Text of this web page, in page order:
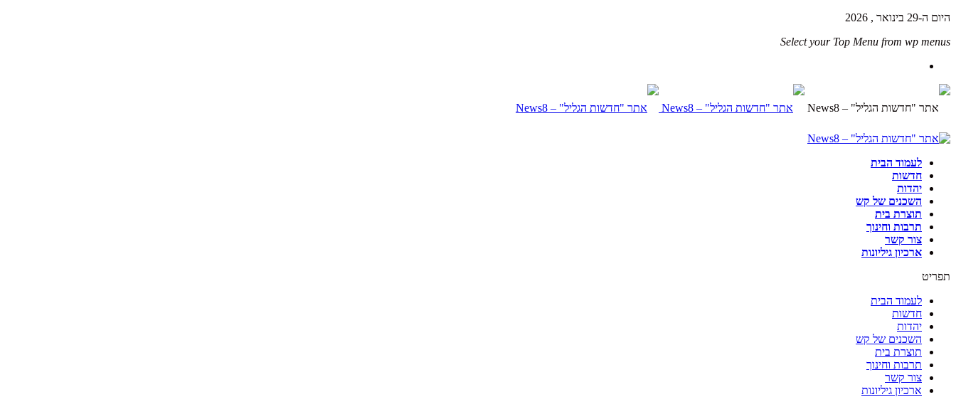
היום ה-29 בינואר , 2026
Select your Top Menu from wp menus
לעמוד הבית
חדשות
יהדות
השכנים של קש
תוצרת בית
תרבות וחינוך
צור קשר
ארכיון גיליונות
תפריט
לעמוד הבית
חדשות
יהדות
השכנים של קש
תוצרת בית
תרבות וחינוך
צור קשר
ארכיון גיליונות